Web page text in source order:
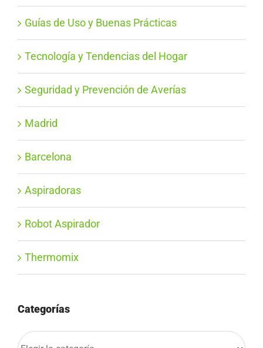
Guías de Uso y Buenas Prácticas
Tecnología y Tendencias del Hogar
Seguridad y Prevención de Averías
Madrid
Barcelona
Aspiradoras
Robot Aspirador
Thermomix
Categorías
Categorías